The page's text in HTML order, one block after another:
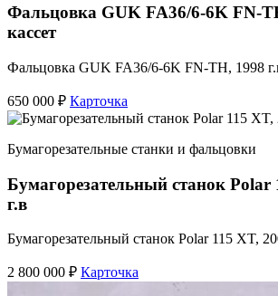
Фальцовка GUK FA36/6-6K FN-
кассет
Фальцовка GUK FA36/6-6K FN-TH, 1998
650 000 ₽ Карточка
Бумагорезательные станки и фальцовки
Бумагорезательный станок Polar
г.в
Бумагорезательный станок Polar 115 XT,
2 800 000 ₽ Карточка